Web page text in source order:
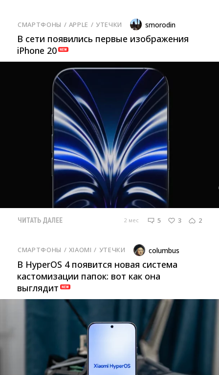
СМАРТФОНЫ / APPLE / УТЕЧКИ smorodin
В сети появились первые изображения
iPhone 20
ЧИТАТЬ ДАЛЕЕ 2 мес 5 3 2
СМАРТФОНЫ / XIAOMI / УТЕЧКИ columbus
В HyperOS 4 появится новая система
кастомизации папок: вот как она
выглядит